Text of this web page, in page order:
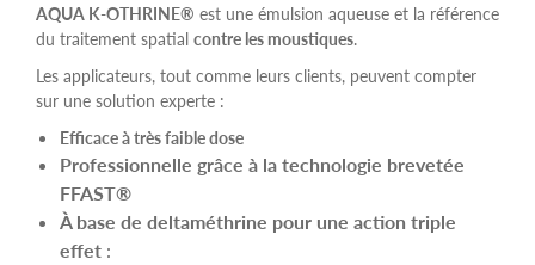
AQUA K-OTHRINE® est une émulsion aqueuse et la référence
du traitement spatial contre les moustiques.
Les applicateurs, tout comme leurs clients, peuvent compter
sur une solution experte :
Efficace à très faible dose
Professionnelle grâce à la technologie brevetée
FFAST®
À base de deltaméthrine pour une action triple
effet :